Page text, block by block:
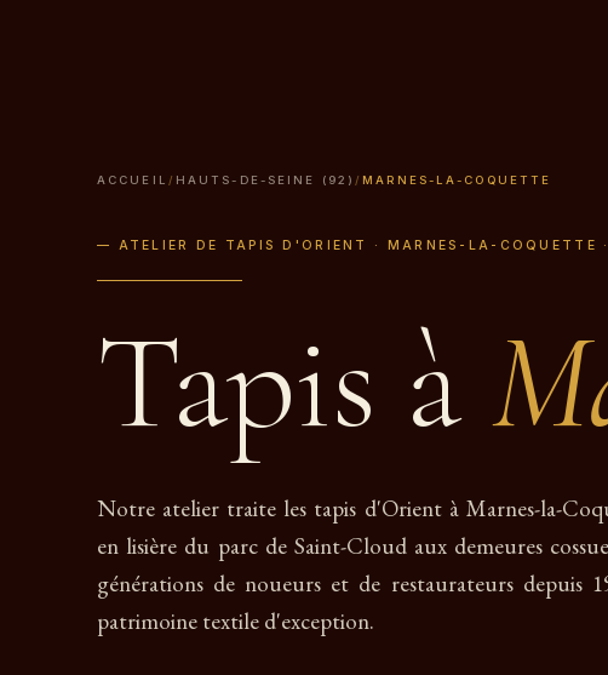
ACCUEIL / HAUTS-DE-SEINE (92) / MARNES-LA-COQUETTE
— ATELIER DE TAPIS D'ORIENT · MARNES-LA-COQUETTE
Tapis à
Notre atelier traite les tapis d'Orient à Marnes-la-
en lisière du parc de Saint-Cloud aux demeures
générations de noueurs et de restaurateurs depuis
patrimoine textile d'exception.